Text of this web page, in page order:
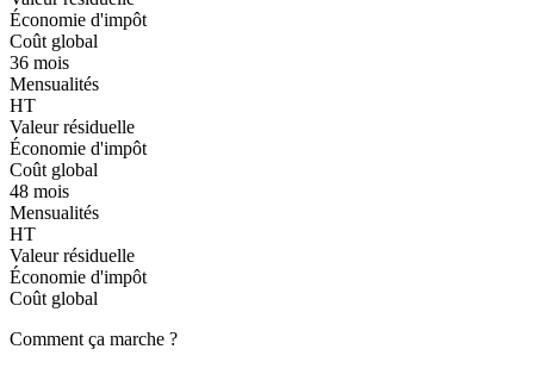
Économie d'impôt
Coût global
36 mois
Mensualités
HT
Valeur résiduelle
Économie d'impôt
Coût global
48 mois
Mensualités
HT
Valeur résiduelle
Économie d'impôt
Coût global
Comment ça marche ?